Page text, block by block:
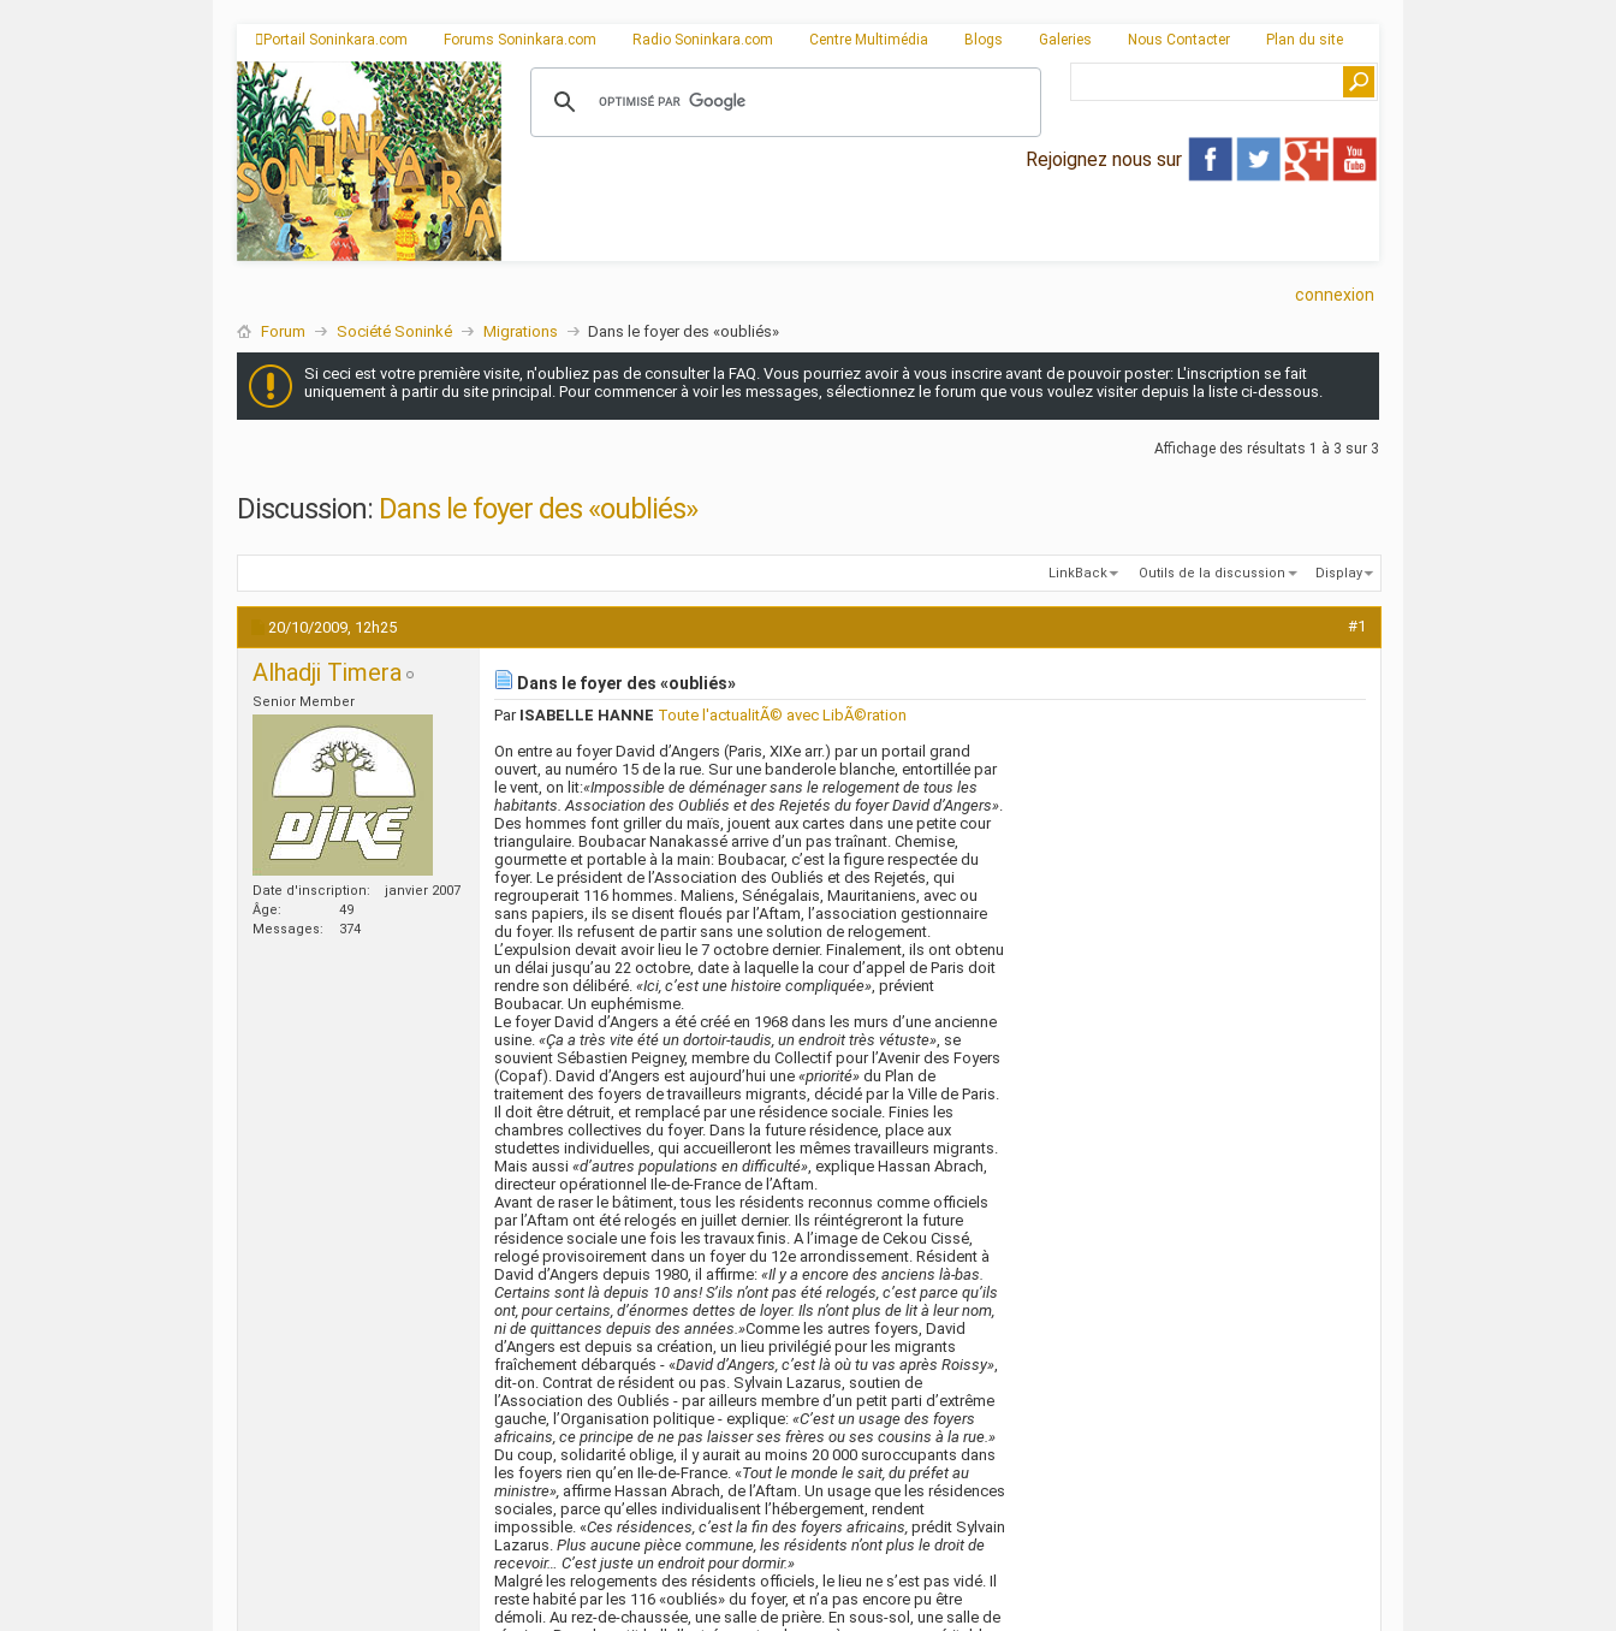
Portail Soninkara.com Forums Soninkara.com Radio Soninkara.com Centre Multimédia Blogs Galeries Nous Contacter Plan du site
Rejoignez nous sur
connexion
Forum Société Soninké Migrations Dans le foyer des «oubliés»
Si ceci est votre première visite, n'oubliez pas de consulter la FAQ. Vous pourriez avoir à vous inscrire avant de pouvoir poster: L'inscription se fait
uniquement à partir du site principal. Pour commencer à voir les messages, sélectionnez le forum que vous voulez visiter depuis la liste ci-dessous.
Affichage des résultats 1 à 3 sur 3
Discussion: Dans le foyer des «oubliés»
LinkBack Outils de la discussion Display
20/10/2009, 12h25 #1
Alhadji Timera
Senior Member
Date d'inscription
janvier 2007
Âge
49
Messages
374
Dans le foyer des «oubliés»
Par ISABELLE HANNE Toute l'actualitÃ© avec LibÃ©ration
On entre au foyer David d’Angers (Paris, XIXe arr.) par un portail grand
ouvert, au numéro 15 de la rue. Sur une banderole blanche, entortillée par
le vent, on lit:«Impossible de déménager sans le relogement de tous les
habitants. Association des Oubliés et des Rejetés du foyer David d’Angers».
Des hommes font griller du maïs, jouent aux cartes dans une petite cour
triangulaire. Boubacar Nanakassé arrive d’un pas traînant. Chemise,
gourmette et portable à la main: Boubacar, c’est la figure respectée du
foyer. Le président de l’Association des Oubliés et des Rejetés, qui
regrouperait 116 hommes. Maliens, Sénégalais, Mauritaniens, avec ou
sans papiers, ils se disent floués par l’Aftam, l’association gestionnaire
du foyer. Ils refusent de partir sans une solution de relogement.
L’expulsion devait avoir lieu le 7 octobre dernier. Finalement, ils ont obtenu
un délai jusqu’au 22 octobre, date à laquelle la cour d’appel de Paris doit
rendre son délibéré. «Ici, c’est une histoire compliquée», prévient
Boubacar. Un euphémisme.
Le foyer David d’Angers a été créé en 1968 dans les murs d’une ancienne
usine. «Ça a très vite été un dortoir-taudis, un endroit très vétuste», se
souvient Sébastien Peigney, membre du Collectif pour l’Avenir des Foyers
(Copaf). David d’Angers est aujourd’hui une «priorité» du Plan de
traitement des foyers de travailleurs migrants, décidé par la Ville de Paris.
Il doit être détruit, et remplacé par une résidence sociale. Finies les
chambres collectives du foyer. Dans la future résidence, place aux
studettes individuelles, qui accueilleront les mêmes travailleurs migrants.
Mais aussi «d’autres populations en difficulté», explique Hassan Abrach,
directeur opérationnel Ile-de-France de l’Aftam.
Avant de raser le bâtiment, tous les résidents reconnus comme officiels
par l’Aftam ont été relogés en juillet dernier. Ils réintégreront la future
résidence sociale une fois les travaux finis. A l’image de Cekou Cissé,
relogé provisoirement dans un foyer du 12e arrondissement. Résident à
David d’Angers depuis 1980, il affirme: «Il y a encore des anciens là-bas.
Certains sont là depuis 10 ans! S’ils n’ont pas été relogés, c’est parce qu’ils
ont, pour certains, d’énormes dettes de loyer. Ils n’ont plus de lit à leur nom,
ni de quittances depuis des années.»Comme les autres foyers, David
d’Angers est depuis sa création, un lieu privilégié pour les migrants
fraîchement débarqués - «David d’Angers, c’est là où tu vas après Roissy»,
dit-on. Contrat de résident ou pas. Sylvain Lazarus, soutien de
l’Association des Oubliés - par ailleurs membre d’un petit parti d’extrême
gauche, l’Organisation politique - explique: «C’est un usage des foyers
africains, ce principe de ne pas laisser ses frères ou ses cousins à la rue.»
Du coup, solidarité oblige, il y aurait au moins 20 000 suroccupants dans
les foyers rien qu’en Ile-de-France. «Tout le monde le sait, du préfet au
ministre», affirme Hassan Abrach, de l’Aftam. Un usage que les résidences
sociales, parce qu’elles individualisent l’hébergement, rendent
impossible. «Ces résidences, c’est la fin des foyers africains, prédit Sylvain
Lazarus. Plus aucune pièce commune, les résidents n’ont plus le droit de
recevoir… C’est juste un endroit pour dormir.»
Malgré les relogements des résidents officiels, le lieu ne s’est pas vidé. Il
reste habité par les 116 «oubliés» du foyer, et n’a pas encore pu être
démoli. Au rez-de-chaussée, une salle de prière. En sous-sol, une salle de